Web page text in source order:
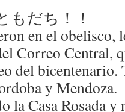
もだち！！
en el obelisco,
Correo Central,
del
y Mendoza.
la Casa Rosada